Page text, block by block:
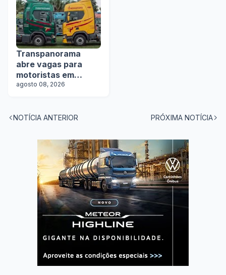
Transpanorama
abre vagas para
motoristas em
operação com
agosto 08, 2026
NOTÍCIA ANTERIOR PRÓXIMA NOTÍCIA